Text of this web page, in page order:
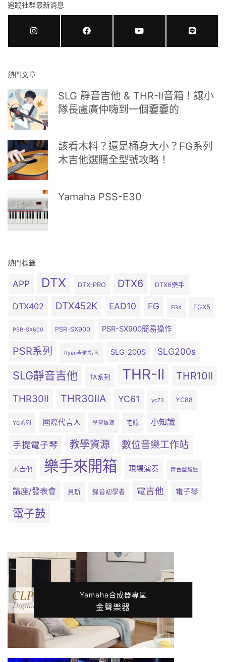
追蹤社群最新消息
熱門文章
SLG 靜音吉他 & THR-II音箱！讓小
隊長盧廣仲嗨到一個嫑嫑的
該看木料？還是桶身大小？FG系列
木吉他選購全型號攻略！
Yamaha PSS-E30
熱門標籤
APP DTX DTX-PRO DTX6 DTX6樂手
DTX402 DTX452K EAD10 FG FGX FGX5
PSR-SX600 PSR-SX900 PSR-SX900簡易操作
PSR系列 Ryan吉他指南 SLG-200S SLG200s
SLG靜音吉他 TA系列 THR-II THR10II
THR30II THR30IIA YC61 yc73 YC88
YC系列 國際代言人 學習資源 宅錄 小知識
手提電子琴 教學資源 數位音樂工作站
木吉他 樂手來開箱 現場演奏 舞台型鍵盤
講座/發表會 貝斯 錄音初學者 電吉他 電子琴
電子鼓
Yamaha合成器專區
金聲樂器